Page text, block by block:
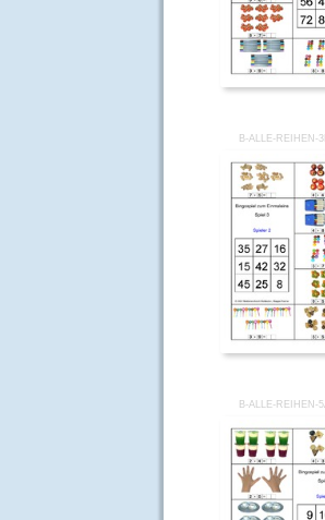
B-ALLE-REIHEN-
B-ALLE-REIHEN-